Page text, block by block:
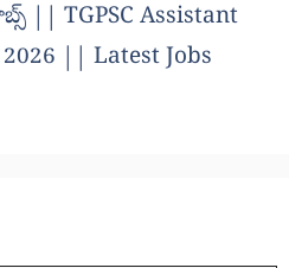
|| TGPSC Assistant
|| Latest Jobs